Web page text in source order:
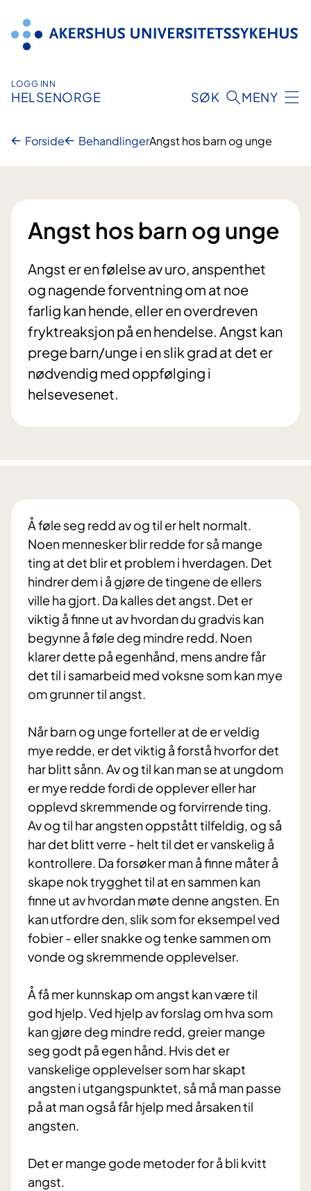
innhold
LOGG INN
HELSENORGE SØK MENY
Forside BehandlingerAngst hos barn og unge
Angst hos barn og unge
Angst er en følelse av uro, anspenthet
og nagende forventning om at noe
farlig kan hende, eller en overdreven
fryktreaksjon på en hendelse. Angst kan
prege barn/unge i en slik grad at det er
nødvendig med oppfølging i
helsevesenet.
Å føle seg redd av og til er helt normalt.
Noen mennesker blir redde for så mange
ting at det blir et problem i hverdagen. Det
hindrer dem i å gjøre de tingene de ellers
ville ha gjort. Da kalles det angst. Det er
viktig å finne ut av hvordan du gradvis kan
begynne å føle deg mindre redd. Noen
klarer dette på egenhånd, mens andre får
det til i samarbeid med voksne som kan mye
om grunner til angst.
Når barn og unge forteller at de er veldig
mye redde, er det viktig å forstå hvorfor det
har blitt sånn. Av og til kan man se at ungdom
er mye redde fordi de opplever eller har
opplevd skremmende og forvirrende ting.
Av og til har angsten oppstått tilfeldig, og så
har det blitt verre - helt til det er vanskelig å
kontrollere. Da forsøker man å finne måter å
skape nok trygghet til at en sammen kan
finne ut av hvordan møte denne angsten. En
kan utfordre den, slik som for eksempel ved
fobier - eller snakke og tenke sammen om
vonde og skremmende opplevelser.
Å få mer kunnskap om angst kan være til
god hjelp. Ved hjelp av forslag om hva som
kan gjøre deg mindre redd, greier mange
seg godt på egen hånd. Hvis det er
vanskelige opplevelser som har skapt
angsten i utgangspunktet, så må man passe
på at man også får hjelp med årsaken til
angsten.
Det er mange gode metoder for å bli kvitt
angst.